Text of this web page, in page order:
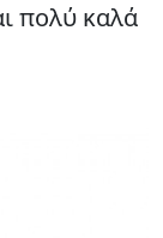
πολύ καλά